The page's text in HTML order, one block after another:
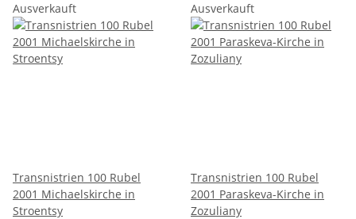
Ausverkauft
Transnistrien 100 Rubel
2001 Michaelskirche in
Stroentsy
Ausverkauft
Transnistrien 100 Rubel
2001 Paraskeva-Kirche in
Zozuliany